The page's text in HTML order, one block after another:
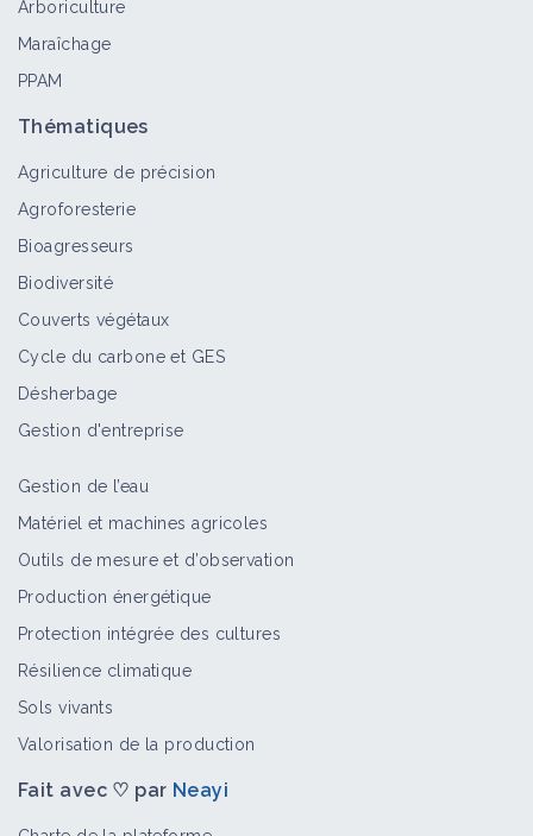
Arboriculture
Maraîchage
PPAM
Thématiques
Agriculture de précision
Agroforesterie
Bioagresseurs
Biodiversité
Couverts végétaux
Cycle du carbone et GES
Désherbage
Gestion d'entreprise
Gestion de l’eau
Matériel et machines agricoles
Outils de mesure et d’observation
Production énergétique
Protection intégrée des cultures
Résilience climatique
Sols vivants
Valorisation de la production
Fait avec ♡ par Neayi